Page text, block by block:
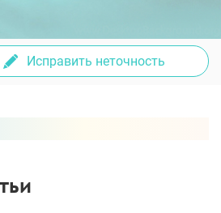
Исправить неточность